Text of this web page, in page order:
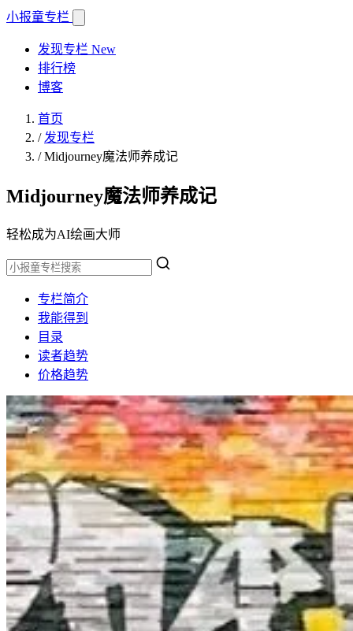
小报童专栏
发现专栏 New
排行榜
博客
首页
/ 发现专栏
/Midjourney魔法师养成记
Midjourney魔法师养成记
轻松成为AI绘画大师
专栏简介
我能得到
目录
读者趋势
价格趋势